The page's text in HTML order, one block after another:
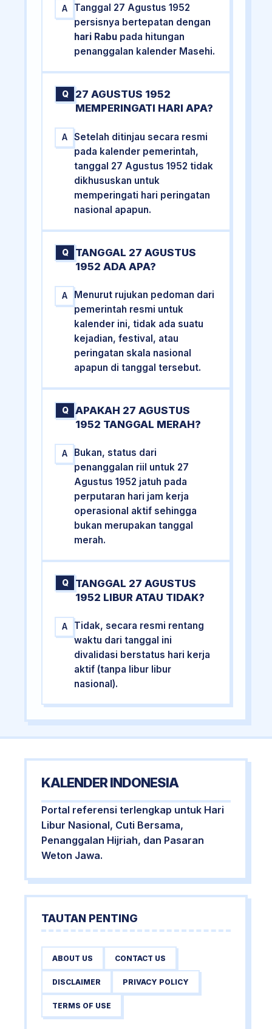
A
Tanggal 27 Agustus 1952
persisnya bertepatan dengan
hari Rabu pada hitungan
penanggalan kalender Masehi.
Q
27 AGUSTUS 1952
MEMPERINGATI HARI APA?
A
Setelah ditinjau secara resmi
pada kalender pemerintah,
tanggal 27 Agustus 1952 tidak
dikhususkan untuk
memperingati hari peringatan
nasional apapun.
Q
TANGGAL 27 AGUSTUS
1952 ADA APA?
A
Menurut rujukan pedoman dari
pemerintah resmi untuk
kalender ini, tidak ada suatu
kejadian, festival, atau
peringatan skala nasional
apapun di tanggal tersebut.
Q
APAKAH 27 AGUSTUS
1952 TANGGAL MERAH?
A
Bukan, status dari
penanggalan riil untuk 27
Agustus 1952 jatuh pada
perputaran hari jam kerja
operasional aktif sehingga
bukan merupakan tanggal
merah.
Q
TANGGAL 27 AGUSTUS
1952 LIBUR ATAU TIDAK?
A
Tidak, secara resmi rentang
waktu dari tanggal ini
divalidasi berstatus hari kerja
aktif (tanpa libur libur
nasional).
KALENDER INDONESIA
Portal referensi terlengkap untuk Hari
Libur Nasional, Cuti Bersama,
Penanggalan Hijriah, dan Pasaran
Weton Jawa.
TAUTAN PENTING
ABOUT US CONTACT US
DISCLAIMER PRIVACY POLICY
TERMS OF USE